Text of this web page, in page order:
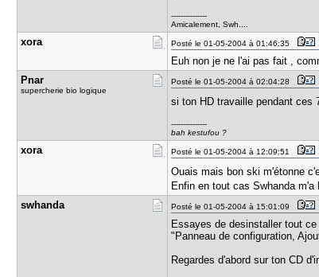
---------------
Amicalement, Swh....
xora Posté le 01-05-2004 à 01:46:35
Euh non je ne l'ai pas fait ,
Pnar
supercherie bio logique
Posté le 01-05-2004 à 02:04:28
si ton HD travaille pendant
---------------
bah kestufou ?
xora Posté le 01-05-2004 à 12:09:51
Ouais mais bon ski m'étonne
Enfin en tout cas Swhanda
swhanda
Posté le 01-05-2004 à 15:01:09
Essayes de desinstaller tout
"Panneau de configuration,
Regardes d'abord sur ton CD